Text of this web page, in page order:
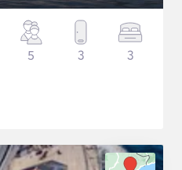
5 3 3